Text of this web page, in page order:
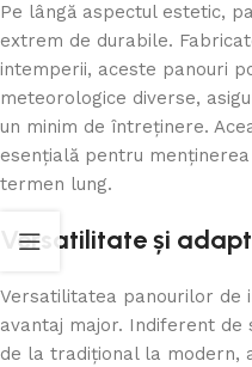
Pe lângă aspectul estetic,
extrem de durabile.
intemperii, aceste panouri
meteorologice diverse,
un minim de întreținere.
esențială pentru
termen lung.
Versatilitate și
Versatilitatea panourilor de
avantaj major. Indiferent de
de la tradițional la modern,